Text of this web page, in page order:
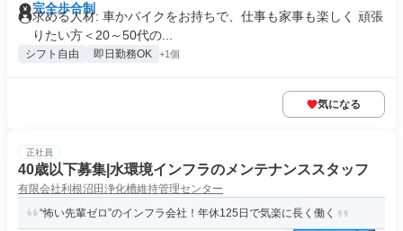
完全歩合制
求める人材: 車かバイクをお持ちで、仕事も家事も楽しく 頑張
りたい方＜20～50代の...
シフト自由 即日勤務OK +1個
気になる
正社員
40歳以下募集|水環境インフラのメンテナンススタッフ
有限会社利根沼田浄化槽維持管理センター
“怖い先輩ゼロ”のインフラ会社！年休125日で気楽に長く働く